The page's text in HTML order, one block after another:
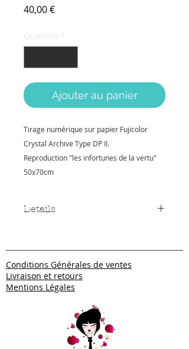
40,00 €Prix
Ajouter au panier
Tirage numérique sur papier Fujicolor
Crystal Archive Type DP II.
Reproduction "les infortunes de la vertu"
50x70cm
Details
Finition brillante.
Conditions Générales de ventes
Livraison et retours
Mentions Légales